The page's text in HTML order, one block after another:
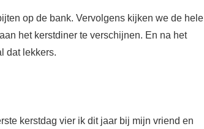
op de bank. Vervolgens kijken we de hele
het kerstdiner te verschijnen. En na het
dat lekkers.
kerstdag vier ik dit jaar bij mijn vriend en